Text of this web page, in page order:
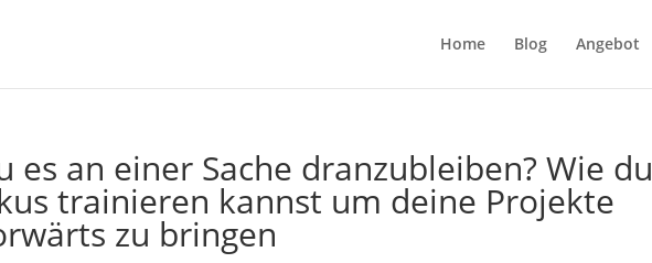
Home Blog Angebot
es an einer Sache dranzubleiben? Wie du
trainieren kannst um deine Projekte
zu bringen